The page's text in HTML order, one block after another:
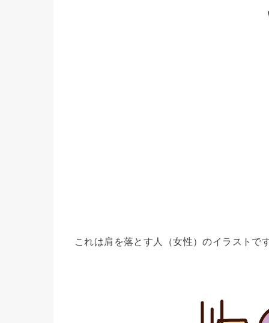
これは肩を落とす人（女性）のイラスト